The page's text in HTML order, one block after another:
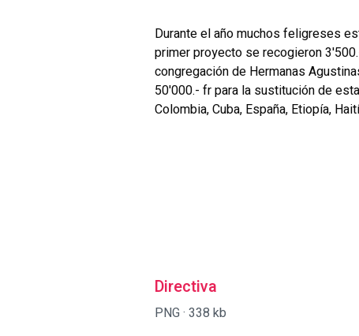
Durante el año muchos feligreses
primer proyecto se recogieron
congregación de Hermanas
50'000.- fr para la sustitución de
Colombia, Cuba, España, Etiopía,
Directiva
PNG · 338 kb